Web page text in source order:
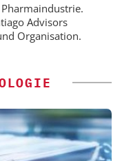
Advisors
Organisation.